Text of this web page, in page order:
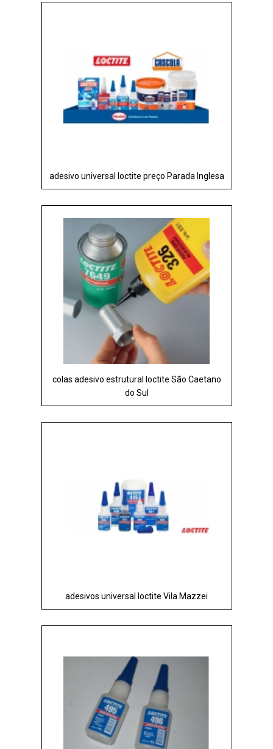
adesivo universal loctite preço Parada Inglesa
colas adesivo estrutural loctite São Caetano
do Sul
adesivos universal loctite Vila Mazzei